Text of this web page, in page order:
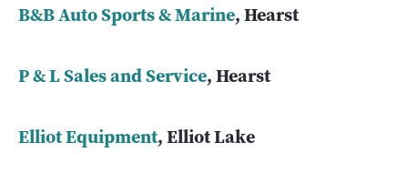
B&B Auto Sports & Marine, Hearst
P & L Sales and Service, Hearst
Elliot Equipment, Elliot Lake